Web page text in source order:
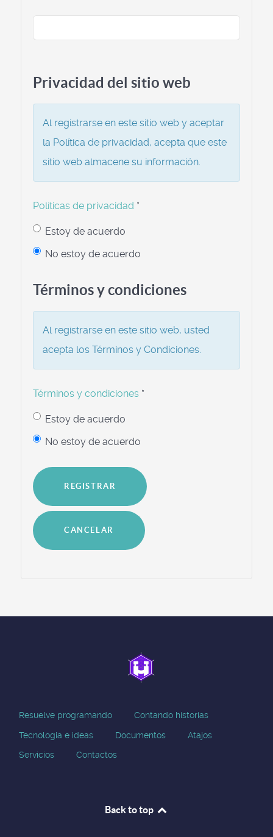
Privacidad del sitio web
Al registrarse en este sitio web y aceptar
la Política de privacidad, acepta que este
sitio web almacene su información.
Políticas de privacidad *
Estoy de acuerdo
No estoy de acuerdo
Términos y condiciones
Al registrarse en este sitio web, usted
acepta los Términos y Condiciones.
Términos y condiciones*
Estoy de acuerdo
No estoy de acuerdo
REGISTRAR
CANCELAR
Resuelve programando Contando historias
Tecnologia e ideas Documentos Atajos
Servicios Contactos
Back to top